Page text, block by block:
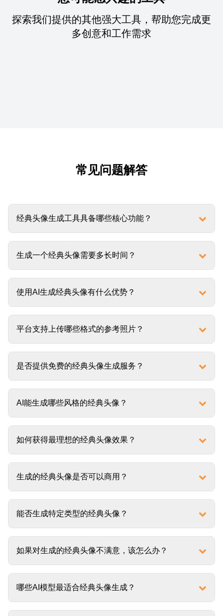
探索我们提供的其他强大工具，帮助您完成更
多创意和工作需求
常见问题解答
经典头像生成工具具备哪些核心功能？
生成一个经典头像需要多长时间？
使用AI生成经典头像有什么优势？
平台支持上传哪些格式的参考照片？
是否提供免费的经典头像生成服务？
AI能生成哪些风格的经典头像？
如何获得最理想的经典头像效果？
生成的经典头像是否可以商用？
能否生成特定类型的经典头像？
如果对生成的经典头像不满意，该怎么办？
哪些AI模型最适合经典头像生成？